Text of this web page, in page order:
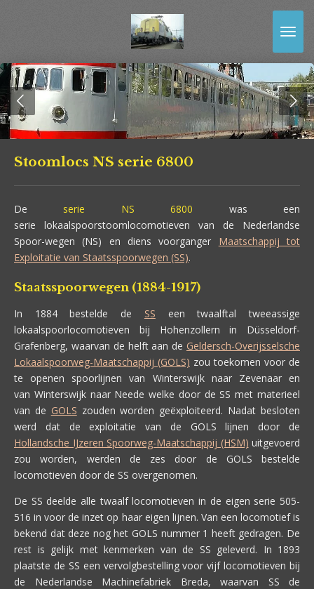
de
hoofdinhoud
Stoomlocs NS serie 6800
De serie NS 6800 was een
serie lokaalspoorstoomlocomotieven van de Nederlandse
Spoor-wegen (NS) en diens voorganger Maatschappij tot
Exploitatie van Staatsspoorwegen (SS).
Staatsspoorwegen (1884-1917)
In 1884 bestelde de SS een twaalftal tweeassige
lokaalspoorlocomotieven bij Hohenzollern in Düsseldorf-
Grafenberg, waarvan de helft aan de Geldersch-Overijsselsche
Lokaalspoorweg-Maatschappij (GOLS) zou toekomen voor de
te openen spoorlijnen van Winterswijk naar Zevenaar en
van Winterswijk naar Neede welke door de SS met materieel
van de GOLS zouden worden geëxploiteerd. Nadat besloten
werd dat de exploitatie van de GOLS lijnen door de
Hollandsche IJzeren Spoorweg-Maatschappij (HSM) uitgevoerd
zou worden, werden de zes door de GOLS bestelde
locomotieven door de SS overgenomen.
De SS deelde alle twaalf locomotieven in de eigen serie 505-
516 in voor de inzet op haar eigen lijnen. Van een locomotief is
bekend dat deze nog het GOLS nummer 1 heeft gedragen. De
rest is gelijk met kenmerken van de SS geleverd. In 1893
plaatste de SS een vervolgbestelling voor vijf locomotieven bij
de Nederlandse Machinefabriek Breda, waarvan SS de